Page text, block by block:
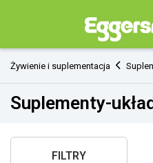
Żywienie i suplementacja
Suplementy-
FILTRY